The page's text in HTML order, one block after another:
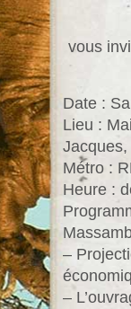
vous
Date :
Lieu :
Métro :
Heure :
–
–